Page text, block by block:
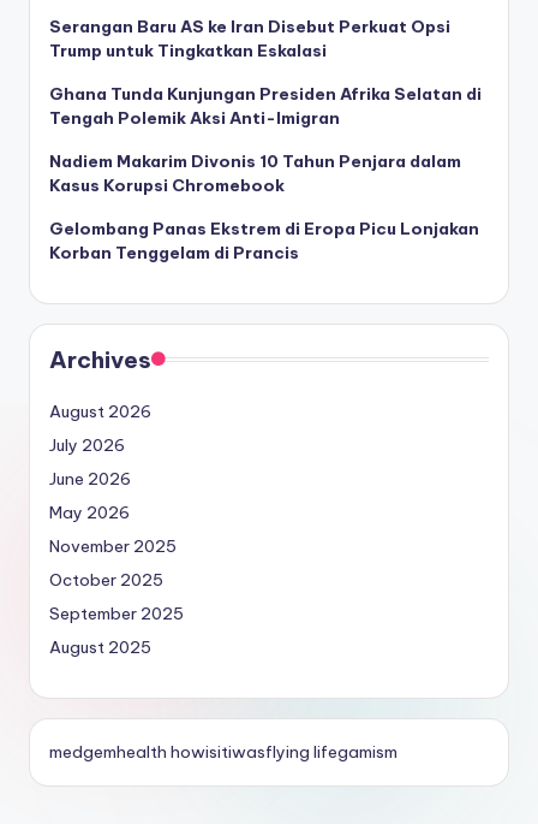
Serangan Baru AS ke Iran Disebut Perkuat Opsi
Trump untuk Tingkatkan Eskalasi
Ghana Tunda Kunjungan Presiden Afrika Selatan di
Tengah Polemik Aksi Anti-Imigran
Nadiem Makarim Divonis 10 Tahun Penjara dalam
Kasus Korupsi Chromebook
Gelombang Panas Ekstrem di Eropa Picu Lonjakan
Korban Tenggelam di Prancis
Archives
August 2026
July 2026
June 2026
May 2026
November 2025
October 2025
September 2025
August 2025
medgemhealth howisitiwasflying lifegamism